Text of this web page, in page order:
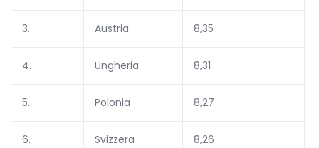
3. Austria 8,35
4. Ungheria 8,31
5. Polonia 8,27
6. Svizzera 8,26